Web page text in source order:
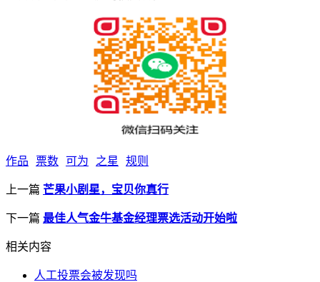
作品 票数 可为 之星 规则
上一篇 芒果小剧星，宝贝你真行
下一篇 最佳人气金牛基金经理票选活动开始啦
相关内容
人工投票会被发现吗